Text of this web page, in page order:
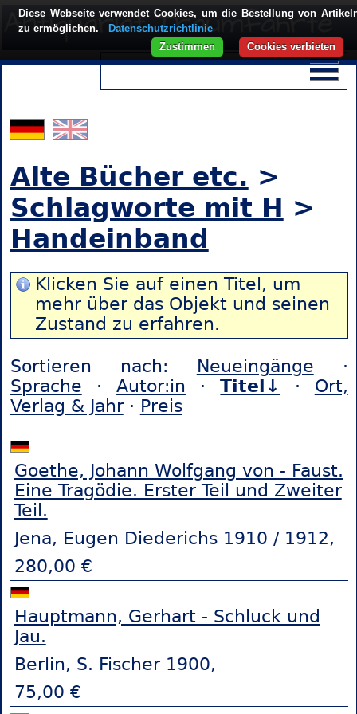
Alte Bücher etc. >
Schlagworte mit H >
Handeinband
Klicken Sie auf einen Titel, um
mehr über das Objekt und seinen
Zustand zu erfahren.
Sortieren nach: Neueingänge ·
Sprache ·Autor:in ·Titel↓ · Ort,
Verlag & Jahr· Preis
Goethe, Johann Wolfgang von - Faust.
Eine Tragödie. Erster Teil und Zweiter
Teil.
Jena, Eugen Diederichs 1910 / 1912,
280,00 €
Hauptmann, Gerhart - Schluck und
Jau.
Berlin, S. Fischer 1900,
75,00 €
Diese Webseite verwendet Cookies, um die Bestellung von
zu ermöglichen.
Datenschutzrichtlinie
Cookies verbieten
Zustimmen